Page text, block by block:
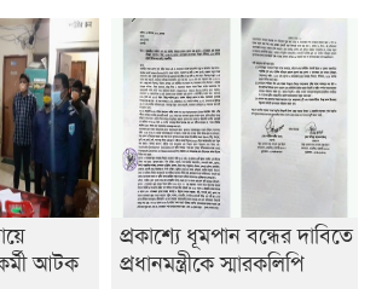
শিক্ষার্থী শাখাওয়াত পেলেন স্টার এক্সিলেন্স
নদী সুরক্ষায় নাওযাত্রা
হয়েছে গর্ত ঝুঁকিতে আষাড়িয়াদহর দুই
ও সংস্কৃতি বিভাগের লাইট হাউজ ক্লাবের
মাহফুজ
আটক
প্রকাশ্যে ধূমপান বন্ধের দাবিতে
প্রধানমন্ত্রীকে স্মারকলিপি